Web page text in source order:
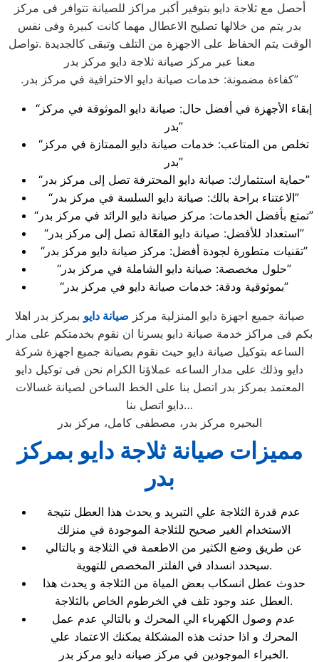
أحصل مع ثلاجة دايو بتوفير أكبر مراكز للصيانة تتوافر فى مركز
بدر يتم من خلالها تصليح الاعطال مهما كانت كبيرة وفى نفس
الوقت يتم الحفاظ على الاجهزة من التلف وتبقى كالجديدة .تواصل
معنا عبر مركز صيانة ثلاجة دايو مركز بدر
.كفاءة مضمونة: خدمات صيانة دايو الاحترافية في مركز بدر”
“إبقاء الأجهزة في أفضل حال: صيانة دايو الموثوقة في مركز
بدر”
“تخلص من المتاعب: خدمات صيانة دايو الممتازة في مركز
بدر”
“حماية استثمارك: صيانة دايو المحترفة تصل إلى مركز بدر”
“الاعتناء براحة بالك: صيانة دايو السلسة في مركز بدر”
“تمتع بأفضل الخدمات: مركز صيانة دايو الرائد في مركز بدر”
“استعداد للأفضل: صيانة دايو الفعّالة تصل إلى مركز بدر”
“تقنيات متطورة لجودة أفضل: مركز صيانة دايو مركز بدر”
“حلول مخصصة: صيانة دايو الشاملة في مركز بدر”
“بموثوقية ودقة: خدمات صيانة دايو في مركز بدر”
صيانة جميع اجهزة دايو المنزلية مركز صيانة دايو بمركز بدر اهلا
بكم فى مراكز خدمة صيانة دايو يسرنا ان نقوم بخدمتكم على مدار
الساعه بتوكيل صيانة دايو حيث نقوم بصيانة جميع اجهزة شركة
دايو وذلك على مدار الساعه عملاؤنا الكرام نحن فى توكيل دايو
المعتمد بمركز بدر اتصل بنا على الخط الساخن لصيانة غسالات
دايو اتصل بنا…
البحيره مركز بدر، مصطفى كامل، مركز بدر
مميزات صيانة ثلاجة دايو بمركز
بدر
عدم قدرة الثلاجة علي التبريد و يحدث هذا العطل نتيجة
الاستخدام الغير صحيح للثلاجة الموجودة في منزلك
عن طريق وضع الكثير من الاطعمة في الثلاجة و بالتالي
سيحدد انسداد في الفلتر المخصص للتهوية.
حدوث عطل انسكاب بعض المياة من الثلاجة و يحدث هذا
العطل عند وجود تلف في الخرطوم الخاص بالثلاجة.
عدم وصول الكهرباء الي المحرك و بالتالي عدم عمل
المحرك و اذا حدثت هذه المشكلة يمكنك الاعتماد علي
الخبراء الموجودين في مركز صيانه دايو مركز بدر.